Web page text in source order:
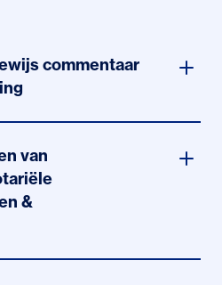
commentaar
op notariële wetgeving,
het gebied van de
van
&